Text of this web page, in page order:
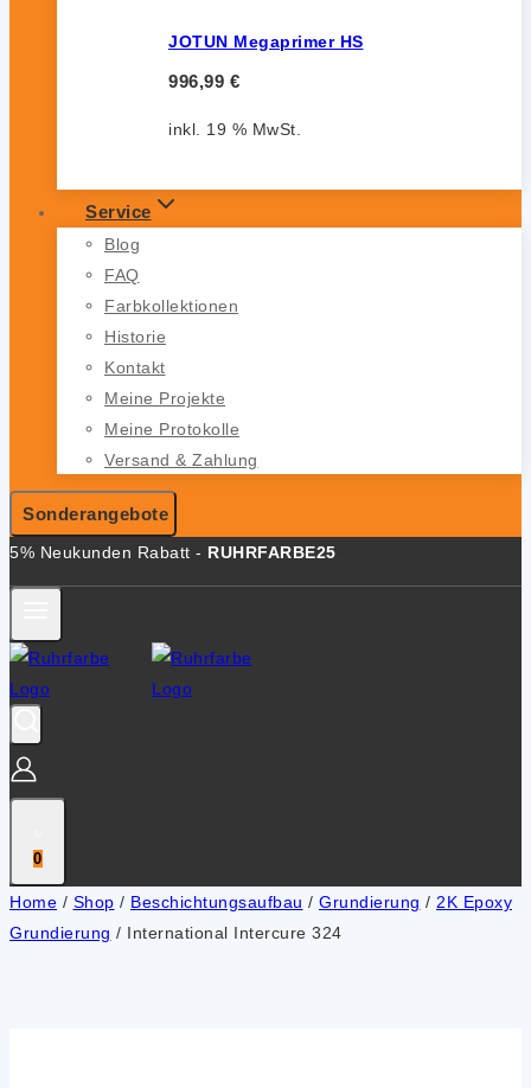
JOTUN Megaprimer HS
996,99 €
inkl. 19 % MwSt.
Service
Blog
FAQ
Farbkollektionen
Historie
Kontakt
Meine Projekte
Meine Protokolle
Versand & Zahlung
Sonderangebote
5% Neukunden Rabatt - RUHRFARBE25
0
Home / Shop / Beschichtungsaufbau / Grundierung / 2K Epoxy
Grundierung / International Intercure 324